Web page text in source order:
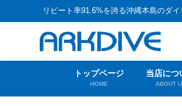
リピート率91.6%を誇る沖縄本島のダ
トップページ
HOME
当店につ
ABOUT